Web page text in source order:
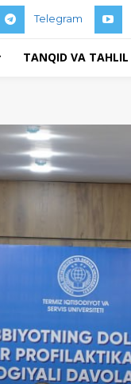
Telegram
TANQID VA TAHLIL